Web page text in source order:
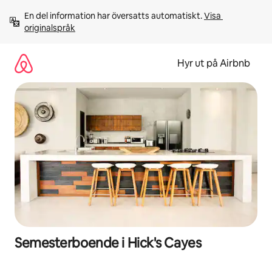
innehåll
En del information har översatts automatiskt. Visa
originalspråk
Hyr ut på Airbnb
Semesterboende i Hick's Cayes